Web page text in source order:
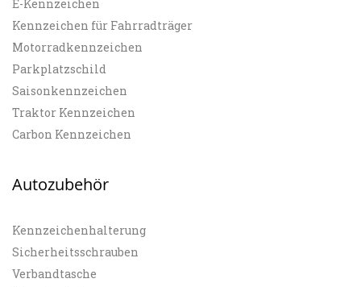
E-Kennzeichen
Kennzeichen für Fahrradträger
Motorradkennzeichen
Parkplatzschild
Saisonkennzeichen
Traktor Kennzeichen
Carbon Kennzeichen
Autozubehör
Kennzeichenhalterung
Sicherheitsschrauben
Verbandtasche